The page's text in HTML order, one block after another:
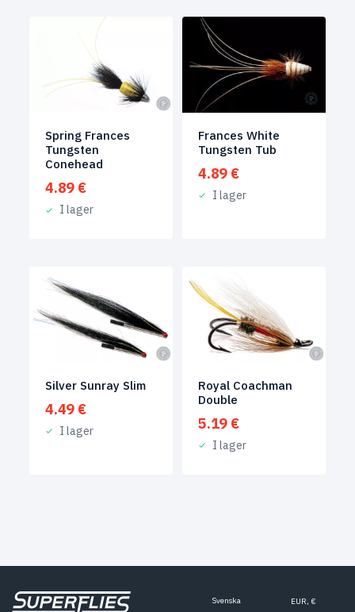
Spring Frances
Tungsten
Conehead
4.89 €
I lager
Frances White
Tungsten Tub
4.89 €
I lager
Silver Sunray Slim
4.49 €
I lager
Royal Coachman
Double
5.19 €
I lager
Svenska EUR, €